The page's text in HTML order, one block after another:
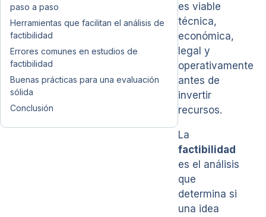
paso a paso
Herramientas que facilitan el análisis de
factibilidad
Errores comunes en estudios de
factibilidad
Buenas prácticas para una evaluación
sólida
Conclusión
es viable
técnica,
económica,
legal y
operativamente
antes de
invertir
recursos.
La
factibilidad
es el análisis
que
determina si
una idea